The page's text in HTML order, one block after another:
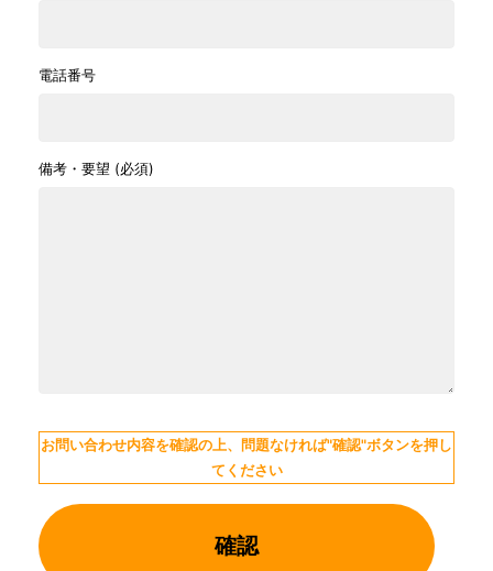
電話番号
備考・要望 (必須)
お問い合わせ内容を確認の上、問題なければ"確認"ボタンを押し
てください